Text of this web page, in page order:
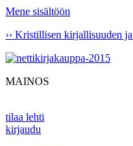
Mene sisältöön
›› Kristillisen kirjallisuuden
MAINOS
tilaa lehti
kirjaudu